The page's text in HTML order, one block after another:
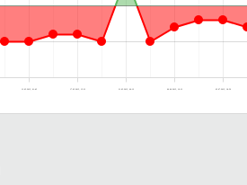
13.05.2015, 01:45 17.05.2015, 15:33 21.05.2015, 00:12 06.06.2015, 19:12 05.07.2015, 18:59